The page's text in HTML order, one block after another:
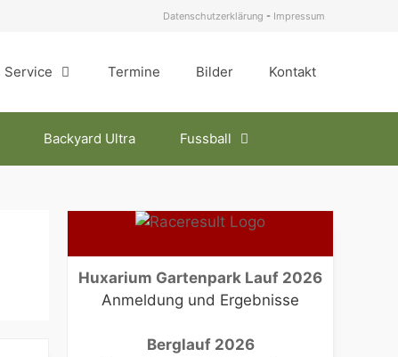
Datenschutzerklärung - Impressum
Service Termine Bilder Kontakt
Backyard Ultra Fussball
Huxarium Gartenpark Lauf 2026
Anmeldung und Ergebnisse
Berglauf 2026